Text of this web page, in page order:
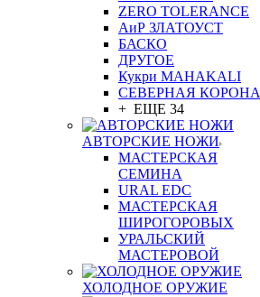
ZERO TOLERANCE
АиР ЗЛАТОУСТ
БАСКО
ДРУГОЕ
Кукри MAHAKALI
СЕВЕРНАЯ КОРОНА
+ ЕЩЕ 34
АВТОРСКИЕ НОЖИ
МАСТЕРСКАЯ
СЕМИНА
URAL EDC
МАСТЕРСКАЯ
ШИРОГОРОВЫХ
УРАЛЬСКИЙ
МАСТЕРОВОЙ
ХОЛОДНОЕ ОРУЖИЕ